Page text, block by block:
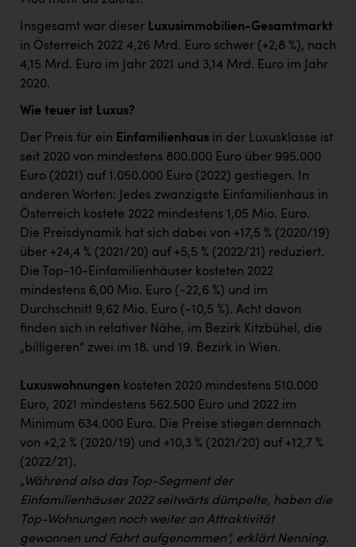
Insgesamt war dieser Luxusimmobilien-Gesamtmarkt
in Österreich 2022 4,26 Mrd. Euro schwer (+2,8 %), nach
4,15 Mrd. Euro im Jahr 2021 und 3,14 Mrd. Euro im Jahr
2020.
Wie teuer ist Luxus?
Der Preis für ein Einfamilienhaus in der Luxusklasse ist
seit 2020 von mindestens 800.000 Euro über 995.000
Euro (2021) auf 1.050.000 Euro (2022) gestiegen. In
anderen Worten: Jedes zwanzigste Einfamilienhaus in
Österreich kostete 2022 mindestens 1,05 Mio. Euro.
Die Preisdynamik hat sich dabei von +17,5 % (2020/19)
über +24,4 % (2021/20) auf +5,5 % (2022/21) reduziert.
Die Top-10-Einfamilienhäuser kosteten 2022
mindestens 6,00 Mio. Euro (-22,6 %) und im
Durchschnitt 9,62 Mio. Euro (-10,5 %). Acht davon
finden sich in relativer Nähe, im Bezirk Kitzbühel, die
„billigeren“ zwei im 18. und 19. Bezirk in Wien.
Luxuswohnungen kosteten 2020 mindestens 510.000
Euro, 2021 mindestens 562.500 Euro und 2022 im
Minimum 634.000 Euro. Die Preise stiegen demnach
von +2,2 % (2020/19) und +10,3 % (2021/20) auf +12,7 %
(2022/21).
„Während also das Top-Segment der
Einfamilienhäuser 2022 seitwärts dümpelte, haben die
Top-Wohnungen noch weiter an Attraktivität
gewonnen und Fahrt aufgenommen“, erklärt Nenning.